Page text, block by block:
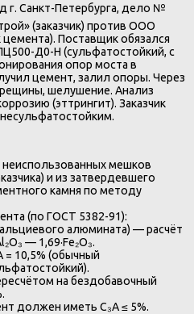
г. Санкт-Петербурга, дело №
(заказчик) против ООО
Поставщик обязался
Д0-Н (сульфатостойкий, с
опор моста в
цемент, залил опоры. Через
шелушение. Анализ
(эттрингит). Заказчик
мешков
и из затвердевшего
камня по методу
(по ГОСТ 5382-91):
алюмината) — расчёт
— 1,69·Fe₂O₃.
= 10,5% (обычный
на бездобавочный
должен иметь C₃A ≤ 5%.